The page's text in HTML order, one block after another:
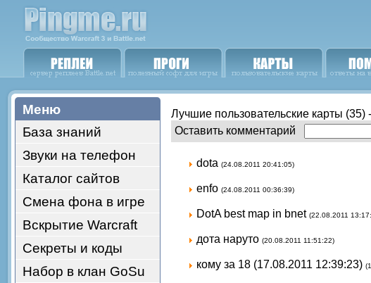
Меню
База знаний
Звуки на телефон
Каталог сайтов
Смена фона в игре
Вскрытие Warcraft
Секреты и коды
Набор в клан GoSu
Лучшие пользовательские карты
Оставить комментарий
dota (24.08.2011 20:41:05)
enfo (24.08.2011 00:36:39)
DotA best map in bnet (22.08.2011
дота наруто (20.08.2011 11:51:22)
кому за 18 (17.08.2011 12:39:23)